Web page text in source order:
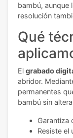
bambú, aunque
resolución
Qué
El grabado
abridor.
permanentes
bambú sin
Garantiza
Resiste el